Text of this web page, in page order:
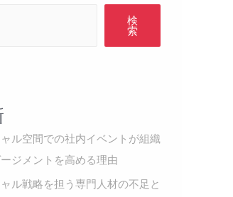
検
索
ル空間での社内イベントが組織
ジメントを高める理由
ル戦略を担う専門人材の不足と